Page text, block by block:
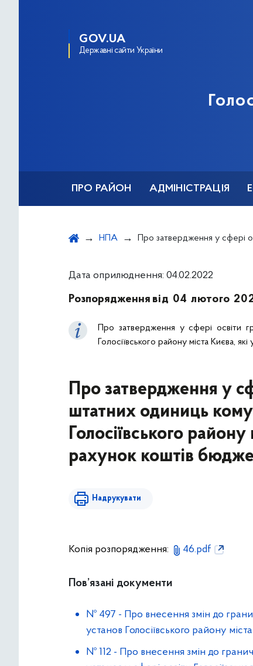
GOV.UA
Державні сайти України
ПРО РАЙОН АДМІНІСТРАЦІЯ
НПА Про затвердження у сфері освіти граничної чисельності штатних одиниць комунальних закладів та установ Голосіївського
Дата оприлюднення: 04.02.2022
Розпорядження від 04 лютого
Про затвердження у сфері освіти
Голосіївського району міста Києва,
Про затвердження у
штатних одиниць
Голосіївського
рахунок коштів
Надрукувати
Копія розпорядження: 46.pdf
Пов’язані документи
№ 497 - Про внесення змін до
установ Голосіївського району
№ 112 - Про внесення змін до